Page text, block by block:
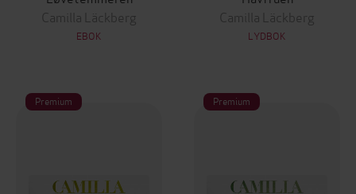
Camilla Läckberg
EBOK
Camilla Läckberg
LYDBOK
Premium Premium